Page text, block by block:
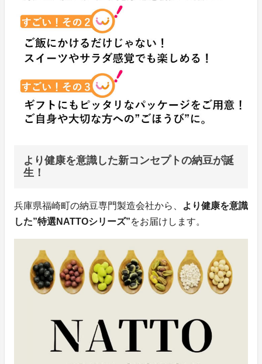
より健康を意識した新コンセプトの納豆が誕
生！
兵庫県福崎町の納豆専門製造会社から、
より健康を意識
した”特選NATTOシリーズ”をお届けします。